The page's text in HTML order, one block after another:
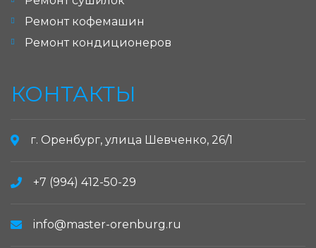
Ремонт кофемашин
Ремонт кондиционеров
КОНТАКТЫ
г. Оренбург, улица Шевченко, 26/1
+7 (994) 412-50-29
info@master-orenburg.ru